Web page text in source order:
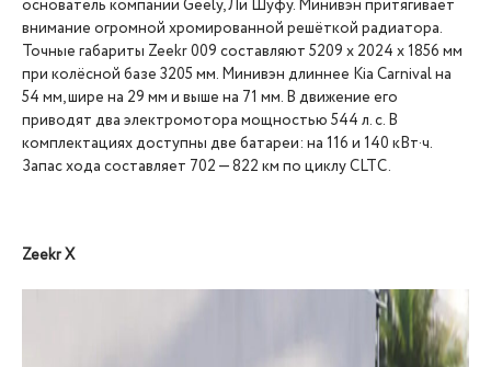
основатель компании Geely, Ли Шуфу. Минивэн притягивает
внимание огромной хромированной решёткой радиатора.
Точные габариты Zeekr 009 составляют 5209 х 2024 х 1856 мм
при колёсной базе 3205 мм. Минивэн длиннее Kia Carnival на
54 мм, шире на 29 мм и выше на 71 мм. В движение его
приводят два электромотора мощностью 544 л. с. В
комплектациях доступны две батареи: на 116 и 140 кВт·ч.
Запас хода составляет 702 — 822 км по циклу CLTC.
Zeekr X